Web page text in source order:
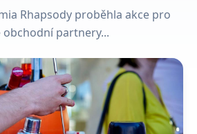
Rhapsody proběhla akce pro
obchodní partnery...